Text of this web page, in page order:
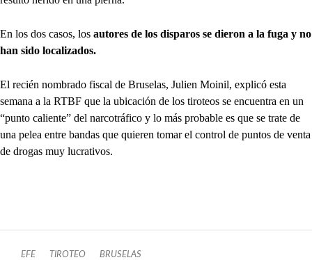
En los dos casos, los autores de los disparos se dieron a la fuga y no
han sido localizados.
El recién nombrado fiscal de Bruselas, Julien Moinil, explicó esta
semana a la RTBF que la ubicación de los tiroteos se encuentra en un
“punto caliente” del narcotráfico y lo más probable es que se trate de
una pelea entre bandas que quieren tomar el control de puntos de venta
de drogas muy lucrativos.
EFE TIROTEO BRUSELAS